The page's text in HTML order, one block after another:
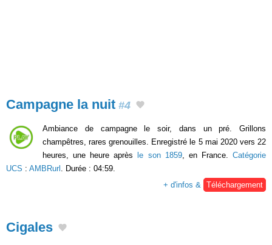
Campagne la nuit #4
Ambiance de campagne le soir, dans un pré. Grillons
champêtres, rares grenouilles. Enregistré le 5 mai 2020 vers 22
heures, une heure après
le son 1859, en France.Catégorie
UCS : AMBRurl . Durée : 04:59.
+ d'infos & Téléchargement
Cigales